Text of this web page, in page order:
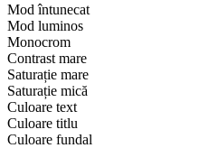
Mod întunecat
Mod luminos
Monocrom
Contrast mare
Saturație mare
Saturație mică
Culoare text
Culoare titlu
Culoare fundal